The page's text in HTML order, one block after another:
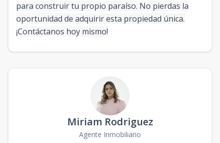
para construir tu propio paraíso. No pierdas la
oportunidad de adquirir esta propiedad única.
¡Contáctanos hoy mismo!
Miriam Rodriguez
Agente Inmobiliario